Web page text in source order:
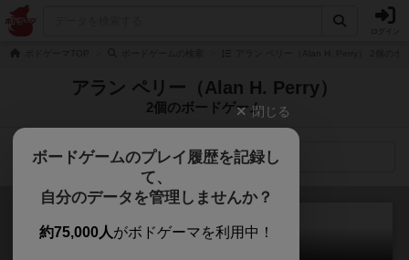
アラン ペリー（Alan H. Perry）
2個のボードゲーム
検索メニュー
閉じる
ボードゲームのプレイ履歴を記録し
て、
自分のデータを管理しませんか？
約75,000人がボドゲーマを利用中！